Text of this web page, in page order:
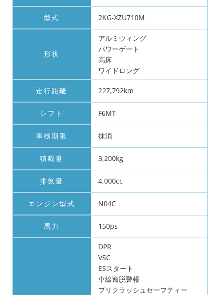
型式 2KG-XZU710M
形状
アルミウィング
パワーゲート
高床
ワイドロング
走行距離 227,792km
シフト F6MT
車検期限 抹消
積載量 3,200kg
排気量 4,000cc
エンジン型式 N04C
馬力 150ps
DPR
VSC
ESスタート
車線逸脱警報
プリクラッシュセーフティー